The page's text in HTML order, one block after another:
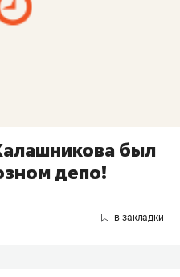
был
депо!